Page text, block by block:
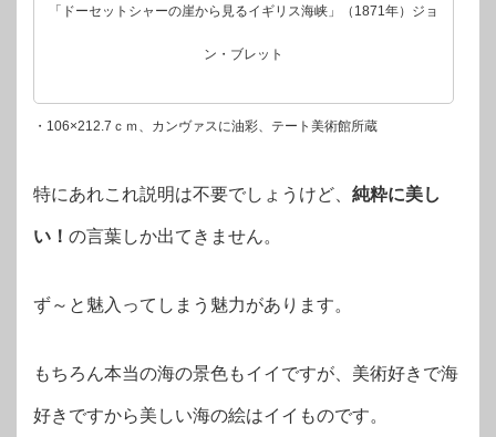
「ドーセットシャーの崖から見るイギリス海峡」（1871年）ジョ
ン・ブレット
・106×212.7ｃｍ、カンヴァスに油彩、テート美術館所蔵
特にあれこれ説明は不要でしょうけど、 純粋に美し
い！ の言葉しか出てきません。
ず～と魅入ってしまう魅力があります。
もちろん本当の海の景色もイイですが、美術好きで海
好きですから美しい海の絵はイイものです。